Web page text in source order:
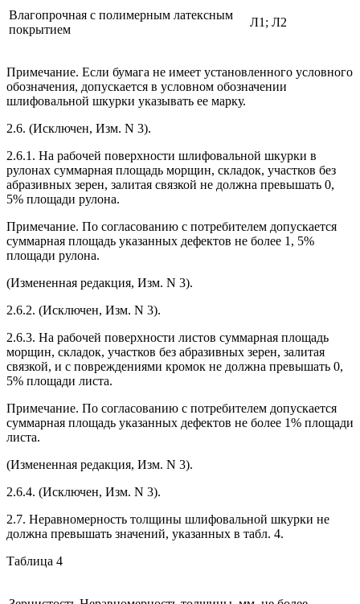
Влагопрочная с полимерным латексным
покрытием
Л1; Л2
Примечание. Если бумага не имеет установленного условного
обозначения, допускается в условном обозначении
шлифовальной шкурки указывать ее марку.
2.6. (Исключен, Изм. N 3).
2.6.1. На рабочей поверхности шлифовальной шкурки в
рулонах суммарная площадь морщин, складок, участков без
абразивных зерен, залитая связкой не должна превышать 0,
5% площади рулона.
Примечание. По согласованию с потребителем допускается
суммарная площадь указанных дефектов не более 1, 5%
площади рулона.
(Измененная редакция, Изм. N 3).
2.6.2. (Исключен, Изм. N 3).
2.6.3. На рабочей поверхности листов суммарная площадь
морщин, складок, участков без абразивных зерен, залитая
связкой, и с повреждениями кромок не должна превышать 0,
5% площади листа.
Примечание. По согласованию с потребителем допускается
суммарная площадь указанных дефектов не более 1% площади
листа.
(Измененная редакция, Изм. N 3).
2.6.4. (Исключен, Изм. N 3).
2.7. Неравномерность толщины шлифовальной шкурки не
должна превышать значений, указанных в табл. 4.
Таблица 4